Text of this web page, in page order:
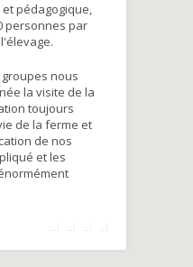
pédagogique,
personnes par
nous
la visite de la
toujours
de la ferme et
de nos
et les